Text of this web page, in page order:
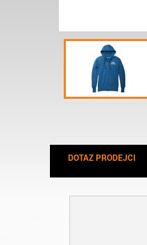
DOTAZ PRODEJCI